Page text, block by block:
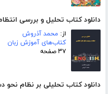
دانلود کتاب تحلیل و بررسی
از: محمد آذروش
کتاب‌های آموزش زبان
۳۷ صفحه
دانلود کتاب تحلیلی بر نظام